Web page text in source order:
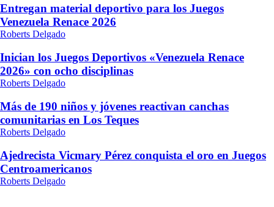
Entregan material deportivo para los Juegos
Venezuela Renace 2026
Roberts Delgado
Inician los Juegos Deportivos «Venezuela Renace
2026» con ocho disciplinas
Roberts Delgado
Más de 190 niños y jóvenes reactivan canchas
comunitarias en Los Teques
Roberts Delgado
Ajedrecista Vicmary Pérez conquista el oro en Juegos
Centroamericanos
Roberts Delgado